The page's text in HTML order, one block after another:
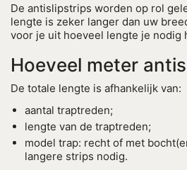
De antislipstrips worden op rol
lengte is zeker langer dan uw
voor je uit hoeveel lengte je nodig
Hoeveel meter
De totale lengte is afhankelijk van:
aantal traptreden;
lengte van de traptreden;
model trap: recht of met
langere strips nodig.